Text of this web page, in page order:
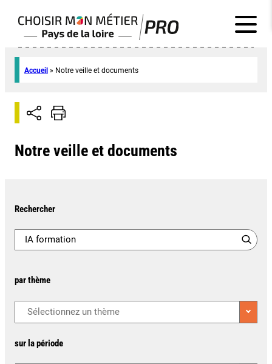
Accueil » Notre veille et documents
Notre veille et documents
Rechercher
par thème
sur la période